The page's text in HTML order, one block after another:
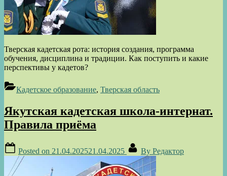
Тверская кадетская рота: история создания, программа
обучения, дисциплина и традиции. Как поступить и какие
перспективы у кадетов?
Кадетское образование, Тверская область
Якутская кадетская школа-интернат.
Правила приёма
Posted on 21.04.202521.04.2025 By Редактор